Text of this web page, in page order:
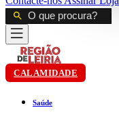
CALAMIDADE
Saúde